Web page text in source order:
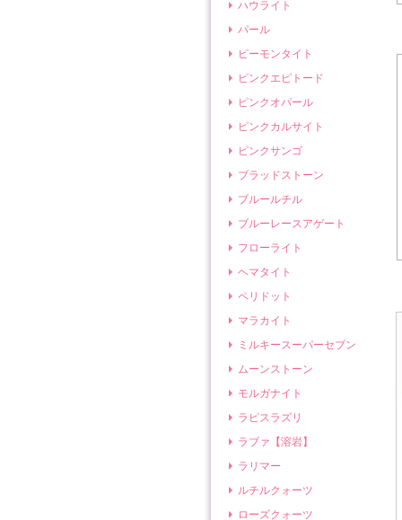
ハウライト
パール
ピーモンタイト
ピンクエピトード
ピンクオパール
ピンクカルサイト
ピンクサンゴ
ブラッドストーン
ブルールチル
ブルーレースアゲート
フローライト
ヘマタイト
ペリドット
マラカイト
ミルキースーパーセブン
ムーンストーン
モルガナイト
ラピスラズリ
ラブァ【溶岩】
ラリマー
ルチルクォーツ
ローズクォーツ